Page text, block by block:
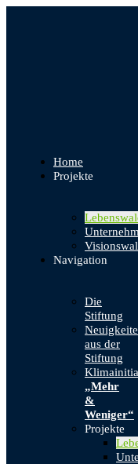
Home
Projekte
Navigation
Die
Stiftung
aus der
Stiftung
„Mehr
&
Weniger“
Projekte